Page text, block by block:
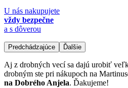
U nás nakupujete
vždy bezpečne
a s dôverou
Predchádzajúce Ďalšie
Aj z drobných vecí sa dajú urobiť
drobným ste pri nákupoch na
na Dobrého Anjela. Ďakujeme!